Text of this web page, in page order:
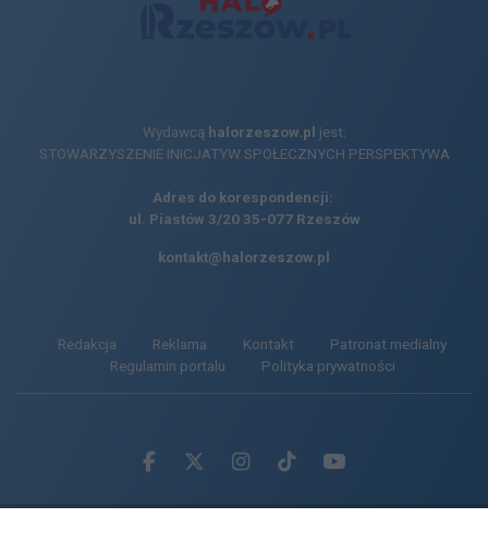
Wydawcą halorzeszow.pl jest:
STOWARZYSZENIE INICJATYW SPOŁECZNYCH PERSPEKTYWA
Adres do korespondencji:
ul. Piastów 3/20 35-077 Rzeszów
kontakt@halorzeszow.pl
Redakcja Reklama Kontakt
Patronat medialny
Regulamin portalu
Polityka prywatności
Facebook.com
X.comInstagram.com
Tiktok.comYoutube.com